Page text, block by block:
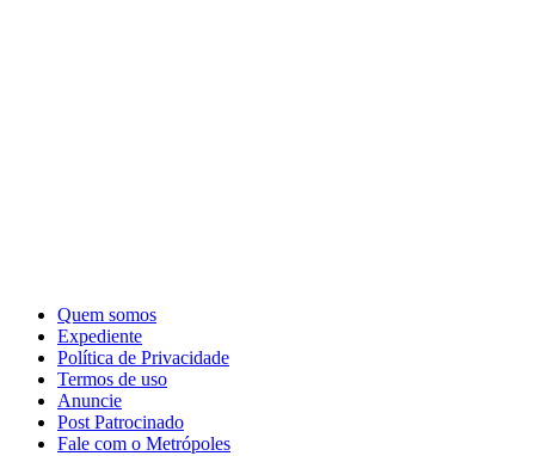
Quem somos
Expediente
Política de Privacidade
Termos de uso
Anuncie
Post Patrocinado
Fale com o Metrópoles